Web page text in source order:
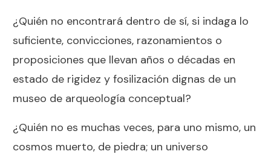
¿Quién no encontrará dentro de sí, si indaga lo
suficiente, convicciones, razonamientos o
proposiciones que llevan años o décadas en
estado de rigidez y fosilización dignas de un
museo de arqueología conceptual?
¿Quién no es muchas veces, para uno mismo, un
cosmos muerto, de piedra; un universo